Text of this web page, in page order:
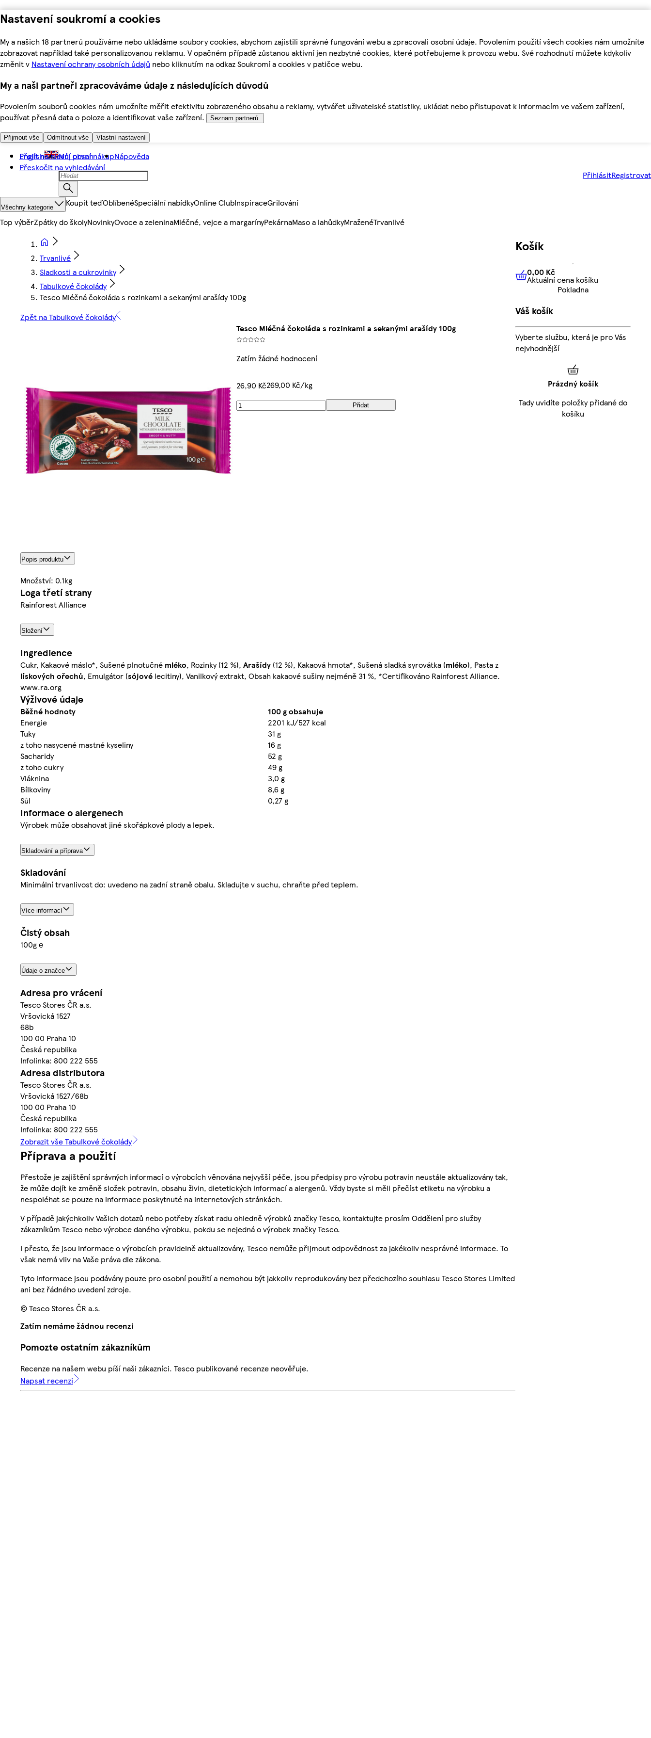
Nastavení soukromí a cookies
My a našich 18 partnerů používáme nebo ukládáme soubory cookies, abychom zajistili správné fungování webu a zpracovali osobní údaje. Povolením použití všech cookies nám umožníte
zobrazovat například také personalizovanou reklamu. V opačném případě zůstanou aktivní jen nezbytné cookies, které potřebujeme k provozu webu. Své rozhodnutí můžete kdykoliv
změnit v Nastavení ochrany osobních údajů nebo kliknutím na odkaz Soukromí a cookies v patičce webu.
My a naši partneři zpracováváme údaje z následujících důvodů
Povolením souborů cookies nám umožníte měřit efektivitu zobrazeného obsahu a reklamy, vytvářet uživatelské statistiky, ukládat nebo přistupovat k informacím ve vašem zařízení,
používat přesná data o poloze a identifikovat vaše zařízení.
Seznam partnerů.
Přijmout vše Odmítnout vše Vlastní nastavení
Přejít na hlavní obsah
Přeskočit na vyhledávání
English Můj první nákupNápověda
PřihlásitRegistrovat
Všechny kategorie Koupit teďOblíbenéSpeciální nabídkyOnline ClubInspiraceGrilování
Top výběrZpátky do školyNovinkyOvoce a zeleninaMléčné, vejce a margarínyPekárnaMaso a lahůdkyMraženéTrvanlivé
Trvanlivé
Sladkosti a cukrovinky
Tabulkové čokolády
Tesco Mléčná čokoláda s rozinkami a sekanými arašídy 100g
Zpět na Tabulkové čokolády
Tesco Mléčná čokoláda s rozinkami a sekanými arašídy 100g
Zatím žádné hodnocení
26,90 Kč269,00 Kč/kg
Přidat
Popis produktu
Množství: 0.1kg
Loga třetí strany
Rainforest Alliance
Složení
Ingredience
Cukr, Kakaové máslo*, Sušené plnotučné mléko, Rozinky (12 %), Arašídy (12 %), Kakaová hmota*, Sušená sladká syrovátka (mléko), Pasta z
lískových ořechů, Emulgátor (sójové lecitiny), Vanilkový extrakt, Obsah kakaové sušiny nejméně 31 %, *Certifikováno Rainforest Alliance.
www.ra.org
Výživové údaje
Běžné hodnoty
100 g obsahuje
Energie
2201 kJ/527 kcal
Tuky
31 g
z toho nasycené mastné kyseliny
16 g
Sacharidy
52 g
z toho cukry
49 g
Vláknina
3,0 g
Bílkoviny
8,6 g
Sůl
0,27 g
Informace o alergenech
Výrobek může obsahovat jiné skořápkové plody a lepek.
Skladování a příprava
Skladování
Minimální trvanlivost do: uvedeno na zadní straně obalu. Skladujte v suchu, chraňte před teplem.
Více informací
Čistý obsah
100g ℮
Údaje o značce
Adresa pro vrácení
Tesco Stores ČR a.s.
Vršovická 1527
68b
100 00 Praha 10
Česká republika
Infolinka: 800 222 555
Adresa distributora
Tesco Stores ČR a.s.
Vršovická 1527/68b
100 00 Praha 10
Česká republika
Infolinka: 800 222 555
Zobrazit vše Tabulkové čokolády
Příprava a použití
Přestože je zajištění správných informací o výrobcích věnována nejvyšší péče, jsou předpisy pro výrobu potravin neustále aktualizovány tak,
že může dojít ke změně složek potravin, obsahu živin, dietetických informací a alergenů. Vždy byste si měli přečíst etiketu na výrobku a
nespoléhat se pouze na informace poskytnuté na internetových stránkách.
V případě jakýchkoliv Vašich dotazů nebo potřeby získat radu ohledně výrobků značky Tesco, kontaktujte prosím Oddělení pro služby
zákazníkům Tesco nebo výrobce daného výrobku, pokdu se nejedná o výrobek značky Tesco.
I přesto, že jsou informace o výrobcích pravidelně aktualizovány, Tesco nemůže přijmout odpovědnost za jakékoliv nesprávné informace. To
však nemá vliv na Vaše práva dle zákona.
Tyto informace jsou podávány pouze pro osobní použití a nemohou být jakkoliv reprodukovány bez předchozího souhlasu Tesco Stores Limited
ani bez řádného uvedení zdroje.
© Tesco Stores ČR a.s.
Zatím nemáme žádnou recenzi
Pomozte ostatním zákazníkům
Recenze na našem webu píší naši zákazníci. Tesco publikované recenze neověřuje.
Napsat recenzi
Košík
0,00 KčAktuální cena košíku
0,00 Kč
Aktuální cena košíku
Pokladna
Váš košík
Vyberte službu, která je pro Vás
nejvhodnější
Prázdný košík
Tady uvidíte položky přidané do
košíku